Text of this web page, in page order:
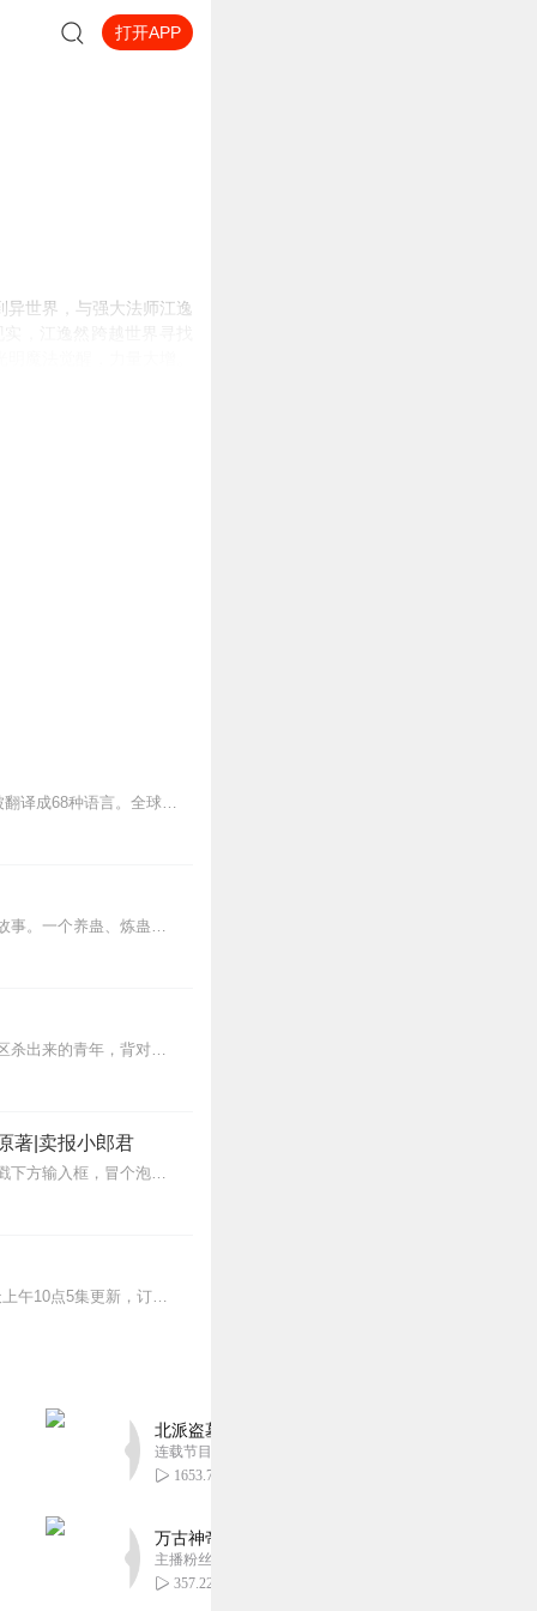
打开APP
异世界，与强大法师江逸
欢迎关注微信公众号“慕容清读”，收听更多作品。有史以来，被翻译成最多种语言的书。已被翻译成68种语言。全球销量超过3500万册。风靡全球21年，畅销160多个...
内容简介【黑暗文反派流封神之作】人是万物之灵，蛊是天地真精。一个穿越者不断重生的故事。一个养蛊、炼蛊、用蛊的奇特世界。配音组（男角色）老宝玉旁白...
【内容简介】灾变过后，大地满目疮痍。粮食匮乏，资源紧俏，局势混乱……一位从待规划区杀出来的青年，背对着漫天黄沙，孤身来到九区谋生，却不曾想偶然结识三五好友，一念...
著|卖报小郎君
【冒泡有奖】听说杨千幻那厮要与我一较高下，我许七安要开始装叉了！快进入声音播放页戳下方输入框，冒个泡偷偷告诉我，我要用哪些诗词才能胜过他？说得好的，有赏！202...
>>更多好听不套路的燃情有声剧，尽在燃番啦剧场↓年度重磅推荐本专辑为VIP免费专辑每天上午10点5集更新，订阅可以听到最新内容哦！每周抽一个专辑五星优质评论送...
北派盗墓笔记丨头陀渊出品丨悬疑灵异丨摸金校尉
连载节目超五百集
1653.73万
万古神帝丨玄幻丨热血丨紫襟团队演播丨多人有声
主播粉丝2836万
357.22万